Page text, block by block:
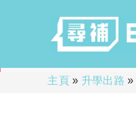
主頁» 升學出路 »